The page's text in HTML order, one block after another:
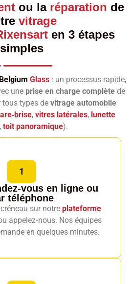
ou la réparation de
vitrage
en 3 étapes
simples
Belgium Glass : un processus rapide,
une prise en charge complète de
types de vitrage automobile
, vitres latérales, lunette
toit panoramique).
1
vous en ligne ou
téléphone
sur notre plateforme
appelez‑nous. Nos équipes
en quelques minutes.